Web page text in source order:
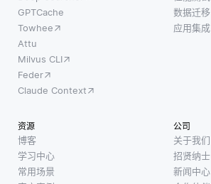
GPTCache
Towhee
Attu
Milvus CLI
Feder
Claude Context
数据迁移
应用集成
资源
博客
学习中心
常用场景
公司
关于我们
招贤纳士
新闻中心